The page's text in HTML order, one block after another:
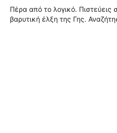
Πέρα από το λογικό.
βαρυτική έλξη της Γης.